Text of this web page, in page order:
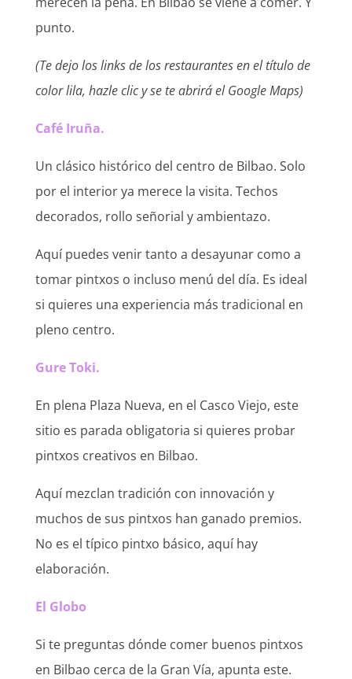
punto.
(Te dejo los links de los restaurantes en el título de
color lila, hazle clic y se te abrirá el Google Maps)
Café Iruña.
Un clásico histórico del centro de Bilbao. Solo
por el interior ya merece la visita. Techos
decorados, rollo señorial y ambientazo.
Aquí puedes venir tanto a desayunar como a
tomar pintxos o incluso menú del día. Es ideal
si quieres una experiencia más tradicional en
pleno centro.
Gure Toki.
En plena Plaza Nueva, en el Casco Viejo, este
sitio es parada obligatoria si quieres probar
pintxos creativos en Bilbao.
Aquí mezclan tradición con innovación y
muchos de sus pintxos han ganado premios.
No es el típico pintxo básico, aquí hay
elaboración.
El Globo
Si te preguntas dónde comer buenos pintxos
en Bilbao cerca de la Gran Vía, apunta este.